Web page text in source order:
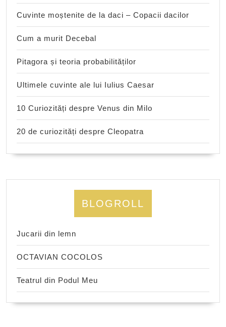
Cuvinte moștenite de la daci – Copacii dacilor
Cum a murit Decebal
Pitagora și teoria probabilităților
Ultimele cuvinte ale lui Iulius Caesar
10 Curiozități despre Venus din Milo
20 de curiozități despre Cleopatra
BLOGROLL
Jucarii din lemn
OCTAVIAN COCOLOS
Teatrul din Podul Meu